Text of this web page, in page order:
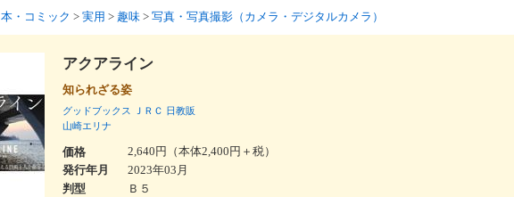
本・コミック > 実用 > 趣味 > 写真・写真撮影（カメラ・デジタルカメラ）
アクアライン
知られざる姿
グッドブックス ＪＲＣ 日教販
山崎エリナ
価格
2,640円（本体2,400円＋税）
発行年月
2023年03月
判型
Ｂ５